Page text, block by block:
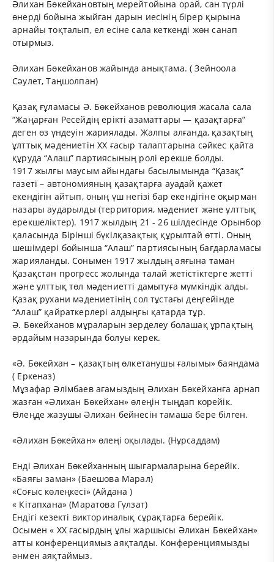
Әлихан Бөкейхановтың мерейтойына орай, сан түрлі
өнерді бойына жыйған дарын иесінің бірер қырына
арнайы тоқталып, ел есіне сала кеткенді жөн санап
отырмыз.
Әлихан Бөкейханов жайында анықтама. ( Зейноола
Сәулет, Таңшолпан)
Қазақ ғұламасы Ә. Бөкейханов революция жасала сала
“Жаңарған Ресейдің ерікті азаматтары — қазақтарға”
деген өз үндеуін жариялады. Жалпы алғанда, қазақтың
ұлттық мәдениетін ХХ ғасыр талаптарына сәйкес қайта
құруда “Алаш” партиясының ролі ерекше болды.
1917 жылғы маусым айындағы басылымында “Қазақ”
газеті – автономияның қазақтарға ауадай қажет
екендігін айтып, оның үш негізі бар екендігіне оқырман
назары аударылды (территория, мәдениет және ұлттық
ерекшеліктер). 1917 жылдың 21 - 26 шілдесінде Орынбор
қаласында Бірінші бүкілқазақтық құрылтай өтті. Оның
шешімдері бойынша “Алаш” партиясының бағдарламасы
жарияланды. Сонымен 1917 жылдың аяғына таман
Қазақстан прогресс жолында талай жетістіктерге жетті
және ұлттық төл мәдениетті дамытуға мүмкіндік алды.
Қазақ рухани мәдениетінің сол тұстағы деңгейінде
“Алаш” қайраткерлері алдыңғы қатарда тұр.
Ә. Бөкейханов мұраларын зерделеу болашақ ұрпақтың
әрдайым назарында болуы керек.
«Ә. Бөкейхан – қазақтың өлкетанушы ғалымы» баяндама
( Еркеназ)
Мұзафар Әлімбаев ағамыздың Әлихан Бөкейханға арнап
жазған «Әлихан Бөкейхан» өлеңін тыңдап корейік.
Өлеңде жазушы Әлихан бейнесін тамаша бере білген.
«Әлихан Бөкейхан» өлеңі оқылады. (Нұрсаддам)
Енді Әлихан Бөкейханның шығармаларына берейік.
«Баяғы заман» (Баешова Марал)
«Соғыс көлеңкесі» (Айдана )
« Кітапхана» (Маратова Гүлзат)
Ендігі кезекті викториналық сұрақтарға берейік.
Осымен « ХХ ғасырдың ұлы жаршысы Әлихан Бөкейхан»
атты конференциямыз аяқталды. Конференциямызды
әнмен аяқтаймыз.